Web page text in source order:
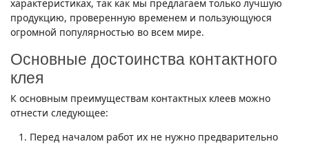
характеристиках, так как мы предлагаем только лучшую
продукцию, проверенную временем и пользующуюся
огромной популярностью во всем мире.
Основные достоинства контактного
клея
К основным преимуществам контактных клеев можно
отнести следующее:
Перед началом работ их не нужно предварительно